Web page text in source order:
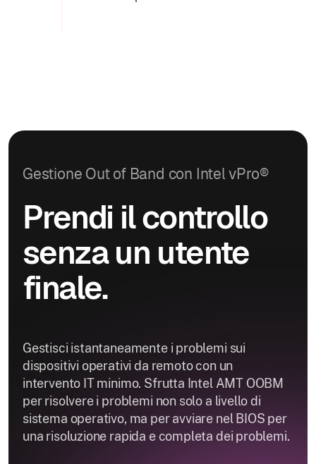
Gestione Out of Band con Intel vPro®
Prendi il controllo
senza un utente
finale.
Gestisci istantaneamente i problemi sui
dispositivi operativi da remoto con un
intervento IT minimo. Sfrutta Intel AMT OOBM
per risolvere i problemi non solo a livello di
sistema operativo, ma per avviare nel BIOS per
una risoluzione rapida e completa dei problemi.